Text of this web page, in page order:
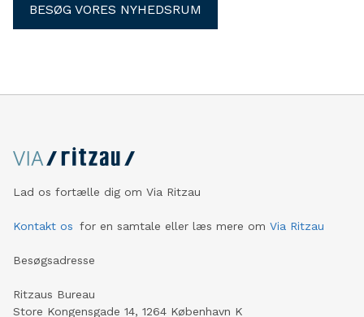
BESØG VORES NYHEDSRUM
Lad os fortælle dig om Via Ritzau
Kontakt os for en samtale eller læs mere om Via Ritzau
Besøgsadresse
Ritzaus Bureau
Store Kongensgade 14, 1264 København K